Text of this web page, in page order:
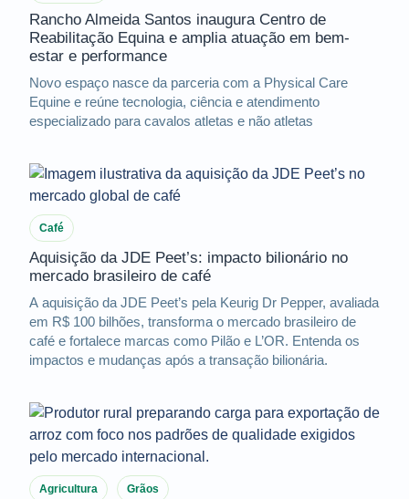
Rancho Almeida Santos inaugura Centro de
Reabilitação Equina e amplia atuação em bem-
estar e performance
Novo espaço nasce da parceria com a Physical Care
Equine e reúne tecnologia, ciência e atendimento
especializado para cavalos atletas e não atletas
Café
Aquisição da JDE Peet’s: impacto bilionário no
mercado brasileiro de café
A aquisição da JDE Peet’s pela Keurig Dr Pepper, avaliada
em R$ 100 bilhões, transforma o mercado brasileiro de
café e fortalece marcas como Pilão e L’OR. Entenda os
impactos e mudanças após a transação bilionária.
Agricultura Grãos